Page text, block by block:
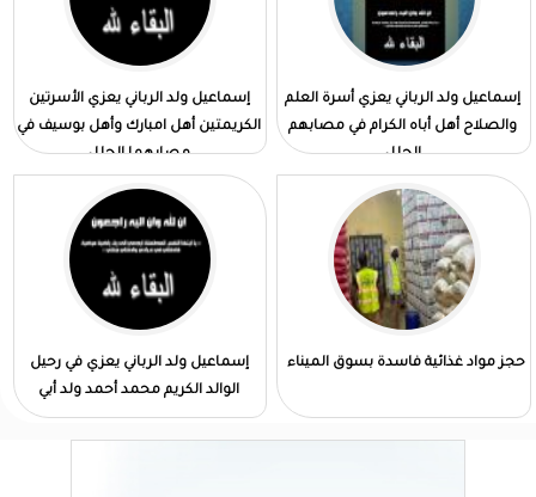
إسماعيل ولد الرباني يعزي أسرة العلم
والصلاح أهل أباه الكرام في مصابهم
الجلل
إسماعيل ولد الرباني يعزي الأسرتين
الكريمتين أهل امبارك وأهل بوسيف في
مصابهما الجلل
حجز مواد غذائية فاسدة بسوق الميناء
إسماعيل ولد الرباني يعزي في رحيل
الوالد الكريم محمد أحمد ولد أبي